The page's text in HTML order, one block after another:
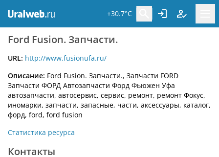
+30.7°C
Ford Fusion. Запчасти.
URL: http://www.fusionufa.ru/
Описание: Ford Fusion. Запчасти., Запчасти FORD
Запчасти ФОРД Автозапчасти Форд Фьюжен Уфа
автозапчасти, автосервис, сервис, ремонт, ремонт Фокус,
иномарки, запчасти, запасные, части, аксессуары, каталог,
форд, ford, ford fusion
Статистика ресурса
Контакты